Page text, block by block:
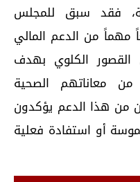
فقد سبق للمجلس
مهماً من الدعم المالي
القصور الكلوي بهدف
معاناتهم الصحية
من هذا الدعم يؤكدون
أو استفادة فعلية